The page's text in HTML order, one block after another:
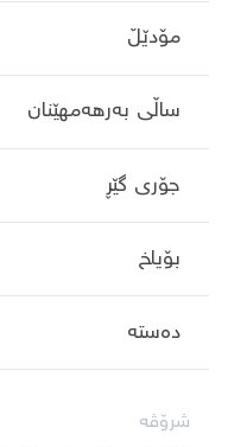
مۆدێڵ
ساڵی بەرهەمهێنان
جۆری گێڕ
بۆیاخ
دەستە
شرۆڤە